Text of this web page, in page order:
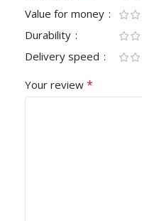
Value for money
Durability
Delivery speed
Your review *